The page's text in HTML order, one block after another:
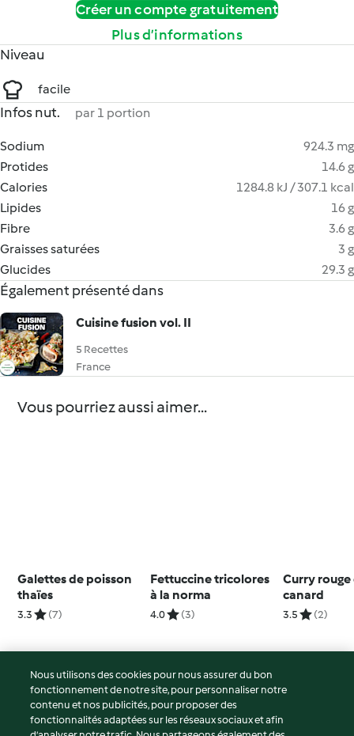
Créer un compte gratuitement
Plus d’informations
Niveau
facile
Infos nut. par 1 portion
Sodium
924.3 mg
Protides
14.6 g
Calories
1284.8 kJ / 307.1 kcal
Lipides
16 g
Fibre
3.6 g
Graisses saturées
3 g
Glucides
29.3 g
Également présenté dans
Cuisine fusion vol. II
5 Recettes
France
Vous pourriez aussi aimer...
Galettes de poisson
thaïes
3.3 (7)
Fettuccine tricolores
à la norma
4.0 (3)
Curry rouge
canard
3.5 (2)
© Copyright 2026
Conditions d'utilisation
Nous utilisons des cookies pour nous assurer du bon
fonctionnement de notre site, pour personnaliser notre
contenu et nos publicités, pour proposer des
fonctionnalités adaptées sur les réseaux sociaux et afin